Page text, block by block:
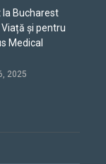
la Bucharest
și pentru
Medical
2025